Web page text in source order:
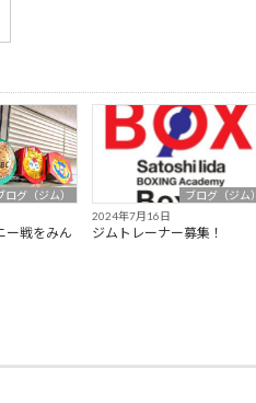
ログ（ジム）
ー戦をみん
ブログ（ジム）
2024年7月16日
ジムトレーナー募集！